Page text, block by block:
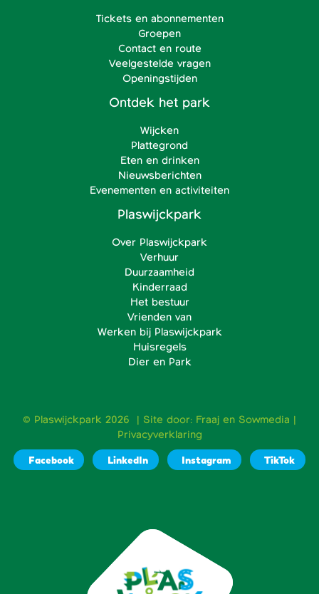
Tickets en abonnementen
Groepen
Contact en route
Veelgestelde vragen
Openingstijden
Ontdek het park
Wijcken
Plattegrond
Eten en drinken
Nieuwsberichten
Evenementen en activiteiten
Plaswijckpark
Over Plaswijckpark
Verhuur
Duurzaamheid
Kinderraad
Het bestuur
Vrienden van
Werken bij Plaswijckpark
Huisregels
Dier en Park
© Plaswijckpark 2026 | Site door: Fraaj en Sowmedia |
Privacyverklaring
Facebook
LinkedIn Instagram TikTok